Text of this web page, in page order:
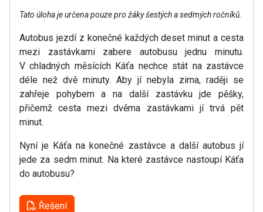
Tato úloha je určena pouze pro žáky šestých a sedmých ročníků.
Autobus jezdí z konečné každých deset minut a cesta
mezi zastávkami zabere autobusu jednu minutu.
V chladných měsících Káťa nechce stát na zastávce
déle než dvě minuty. Aby jí nebyla zima, raději se
zahřeje pohybem a na další zastávku jde pěšky,
přičemž cesta mezi dvěma zastávkami jí trvá pět
minut.
Nyní je Káťa na konečné zastávce a další autobus jí
jede za sedm minut. Na které zastávce nastoupí Káťa
do autobusu?
Řešení